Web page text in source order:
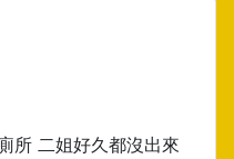
所 二姐好久都沒出來